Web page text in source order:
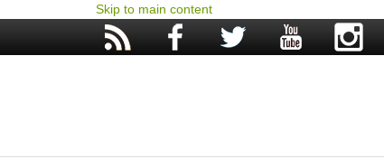
Skip to main content